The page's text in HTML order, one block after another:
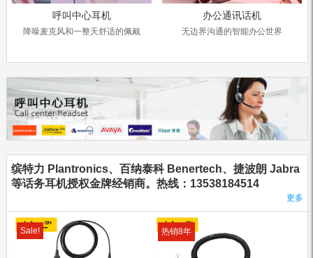
呼叫中心耳机
降噪麦克风和一整天舒适的佩戴
办公通讯话机
无边界沟通的智能办公世界
缤特力 Plantronics、百纳泰科 Benertech、捷波朗 Jabra
等话务耳机授权金牌经销商。热线：13538184514
更多
Sale! 热销8年